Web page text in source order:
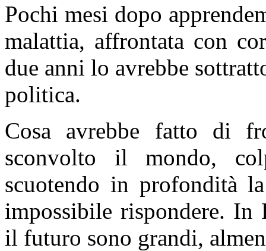
Pochi mesi dopo
malattia, affrontata con
due anni lo avrebbe
politica.
Cosa avrebbe fatto di
sconvolto il mondo,
scuotendo in profondità
impossibile rispondere. In
il futuro sono grandi,